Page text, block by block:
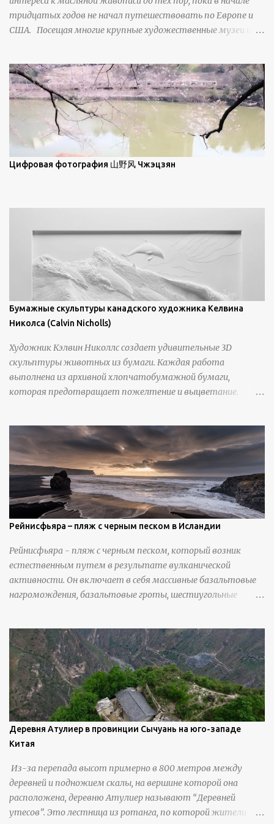
свойства наиболее заметны при угле солнечного света 15° и
ниже; при более высокой солнечной позиции снег
демонстрирует матовое отражение. Эти
тридцатых годов не начал путешествовать по Европе и
США. Посещая многие крупные художественные музеи и
Брайан Шервин прокомментировал картины художника,
заявив, что "Такаюки Харада сочетает в себе классическую
элегантность живописи с реалиями современной жизни. В
некотором смысле, персонажи его картин предлагают
зрителям незаконченный рассказ, который усиливается его
уникальной манерой использования освещения". Для
просмотра всех работ, посетите страницу –
Цифровая фотография 山野风 Чжэцзян
Бумажные скульптуры канадского художника Келвина
Николса (Calvin Nicholls)
Художник Кэлвин Николлс создает удивительные 3D
скульптуры животных из бумаги. Каждая работа
выполнена из архивной хлопчатобумажной бумаги,
которая предотвращает пожелтение и выцветание.
инструменты для текстурирования, чтобы точно
вылепить каждую деталь. источник
https://calvinnicholls.com/
Рейнисфьяра – пляж с черным песком в Исландии
Рейнисфьяра - пляж с черным песком, который возник
естественным путем в результате вулканической
активности. Он включает в себя массивные базальтовые
нагромождения, базальтовые гроты, шестиугольные
Деревня Атулиер в провинции Сычуань на юго-западе
Китая
Из-за перепада высот примерно в 800 метров между
деревней и подножием скалы, на вершине которой она
расположена, деревню Атулиер называют “Деревней
утесов”. Это лестница из ротанга, по которой жители